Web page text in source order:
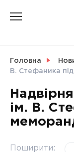
Головна
В. Стефаника
ім. В.
Поширити: